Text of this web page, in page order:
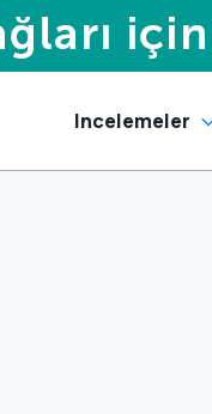
Incelemeler